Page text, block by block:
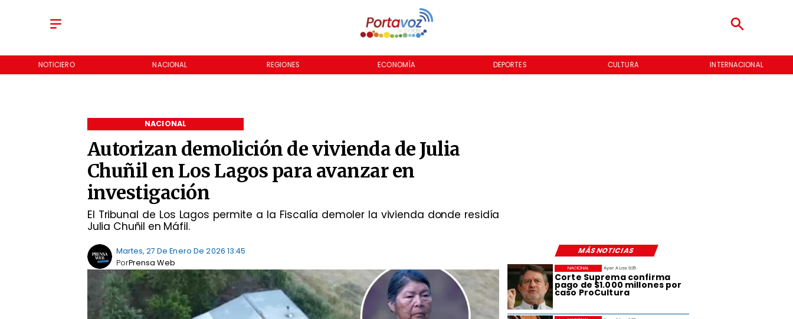
NOTICIERO NACIONAL REGIONES ECONOMÍA DEPORTES CULTURA INTERNACIONAL
Autorizan demolición de vivienda de Julia
Chuñil en Los Lagos para avanzar en
investigación
El Tribunal de Los Lagos permite a la Fiscalía demoler la vivienda donde residía
Julia Chuñil en Máfil.
NACIONAL
MÁS NOTICIAS
Martes, 27 De Enero De 2026 13:45
Prensa Web
Por
Ayer A Las 9:35
Corte Suprema confirma
pago de $1.000 millones por
caso ProCultura
NACIONAL